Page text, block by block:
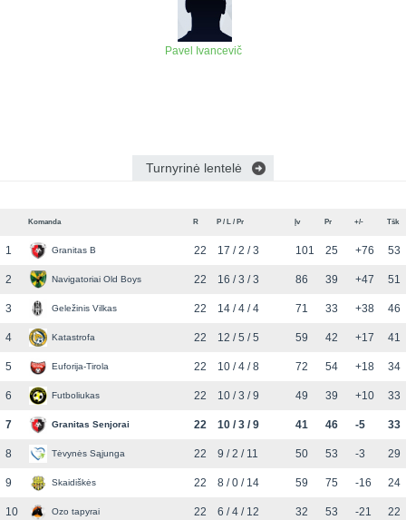
Pavel Ivancevič
Turnyrinė lentelė
Komanda R P / L / Pr Įv Pr +/- Tšk
1 Granitas B 22 17 / 2 / 3 101 25 +76 53
2 Navigatoriai Old Boys 22 16 / 3 / 3 86 39 +47 51
3 Geležinis Vilkas 22 14 / 4 / 4 71 33 +38 46
4 Katastrofa 22 12 / 5 / 5 59 42 +17 41
5 Euforija-Tirola 22 10 / 4 / 8 72 54 +18 34
6 Futboliukas 22 10 / 3 / 9 49 39 +10 33
7 Granitas Senjorai 22 10 / 3 / 9 41 46 -5 33
8 Tėvynės Sąjunga 22 9 / 2 / 11 50 53 -3 29
9 Skaidiškės 22 8 / 0 / 14 59 75 -16 24
10 Ozo tapyrai 22 6 / 4 / 12 32 53 -21 22